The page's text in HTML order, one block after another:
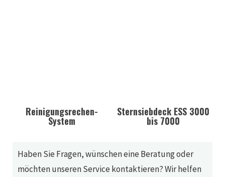
Reinigungsrechen-
System
Sternsiebdeck ESS 3000
bis 7000
Haben Sie Fragen, wünschen eine Beratung oder
möchten unseren Service kontaktieren? Wir helfen